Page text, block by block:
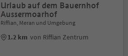
Urlaub auf dem Bauernhof
Aussermoarhof
Riffian, Meran und Umgebung
1.2 km von Riffian Zentrum